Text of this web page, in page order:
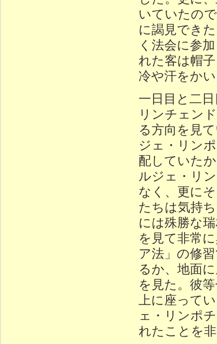
いていたの
に謁見でき
く法会に参
れた客は帽
冷や汗をか
一日目と二
リンチェン
る方向を見
ジェ・リン
配していた
ルジェ・リ
なく、更に
たちは気持
には殊勝な
を見て非常
ア法」の修
るか、地面
を見た。彼
上に座って
ェ・リンポ
れたことを